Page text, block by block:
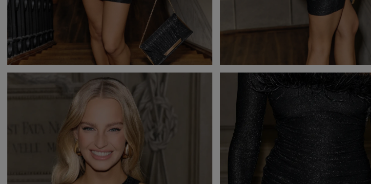
BESTSELLERY ZOBACZ WSZYSTKIE
Okazja
STUDNIÓWKA
WIECZOROWE
KARNAWAŁOWE
IMPREZOWE
WIZYTOWE
KOKTAJLOWE
KORONKOWE
DOPASOWANE
ROZKLOSZOWANE
ASYMETRYCZNE
BIZNESOWE
BOHO
JEANSOWE
Z CEKINAMI
DLA KOBIET W CIĄŻY
Sezon / Tkanina
LETNIE
Fason / Długość
Rękaw / Ramiączka
Z DŁUGIM RĘKAWEM
Z KRÓTKIM
NA RAMIĄCZKACH
Dekolt
BEZ DEKOLTU
NA PLECACH
KWADRATOWY
KARO
ASYMETRYCZNY
CARMEN
ZOBACZ WSZYSTKIE ODKRYJ NOWOŚCI